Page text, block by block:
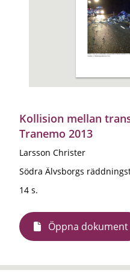
Kollision mellan
Tranemo 2013
Larsson Christer
Södra Älvsborgs
14 s.
Öppna dokument